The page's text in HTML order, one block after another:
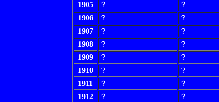
1905
？
？
1906
？
？
1907
？
？
1908
？
？
1909
？
？
1910
？
？
1911
？
？
1912
？
？